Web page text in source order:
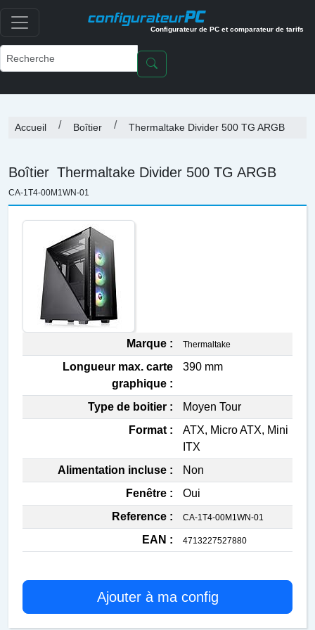
configurateurPC
Configurateur de PC et comparateur de tarifs
Accueil Boîtier Thermaltake Divider 500 TG ARGB
Boîtier Thermaltake Divider 500 TG ARGB
CA-1T4-00M1WN-01
Marque : Thermaltake
Longueur max. carte
graphique :
390 mm
Type de boitier :
Moyen Tour
Format :
ATX, Micro ATX, Mini
ITX
Alimentation incluse :
Non
Fenêtre :
Oui
Reference :
CA-1T4-00M1WN-01
EAN : 4713227527880
Ajouter à ma config